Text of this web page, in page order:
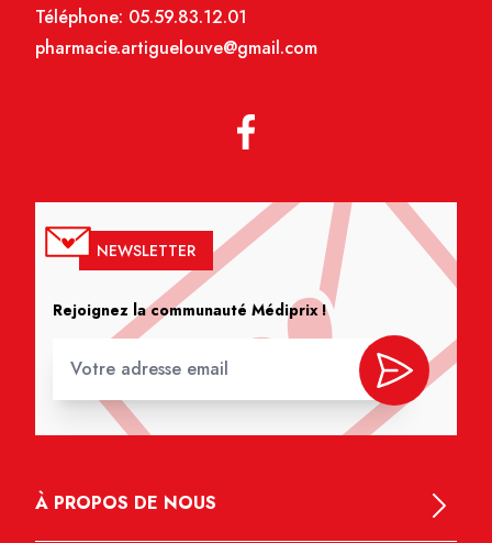
Téléphone: 05.59.83.12.01
pharmacie.artiguelouve@gmail.com
NEWSLETTER
Rejoignez la communauté Médiprix !
À PROPOS DE NOUS